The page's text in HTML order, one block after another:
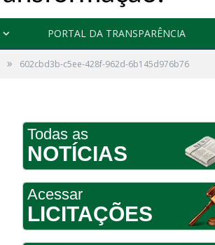
PORTAL DA TRANSPARÊNCIA
» 602cbd3b-c5ee-428f-962d-6b145d976b76
Todas as
NOTÍCIAS
Acessar
LICITAÇÕES